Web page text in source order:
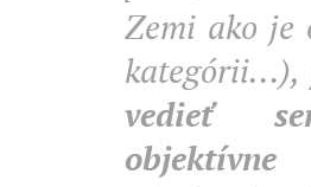
Zemi ako je
kategórii...),
vedieť